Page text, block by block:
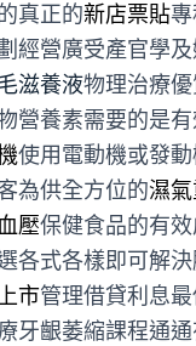
真正的新店票貼
經營廣受產官學
滋養液物理治療
營養素需要的是有
使用電動機或發
為供全方位的濕
壓保健食品的有
各式各樣即可解
市管理借貸利息
牙齦萎縮課程通通